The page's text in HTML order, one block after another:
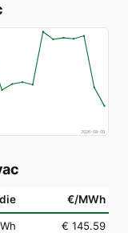
2026-08-09
€/MWh
€ 145.59